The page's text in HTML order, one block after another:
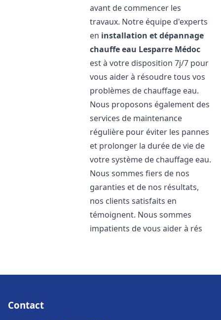
avant de commencer les
travaux. Notre équipe d'experts
en installation et dépannage
chauffe eau Lesparre Médoc
est à votre disposition 7j/7 pour
vous aider à résoudre tous vos
problèmes de chauffage eau.
Nous proposons également des
services de maintenance
régulière pour éviter les pannes
et prolonger la durée de vie de
votre système de chauffage eau.
Nous sommes fiers de nos
garanties et de nos résultats,
nos clients satisfaits en
témoignent. Nous sommes
impatients de vous aider à rés
Contact